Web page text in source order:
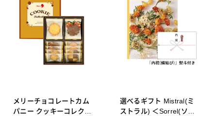
メリーチョコレートカム
パニー クッキーコレクシ
選べるギフト Mistral(ミ
ストラル) ＜Sorrel(ソレ